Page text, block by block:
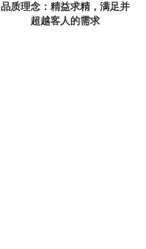
品质理念：精益求精，满足并
超越客人的需求